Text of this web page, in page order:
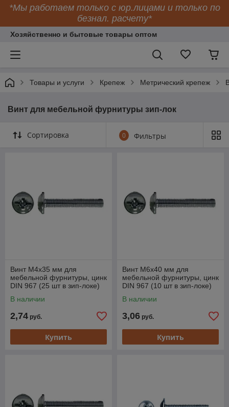
*Мы работаем только с юр.лицами и только по
безнал. расчету*
Хозяйственно и бытовые товары оптом
Товары и услуги Крепеж Метрический крепеж
Винт для мебельной фурнитуры зип-лок
Сортировка 0 Фильтры
Винт М4х35 мм для
мебельной фурнитуры, цинк
DIN 967 (25 шт в зип-локе)
В наличии
2,74 руб.
Купить
Винт М6х40 мм для
мебельной фурнитуры, цинк
DIN 967 (10 шт в зип-локе)
В наличии
3,06 руб.
Купить